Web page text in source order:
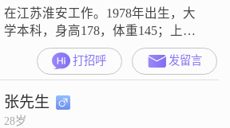
在江苏淮安工作。1978年出生，大
学本科，身高178，体重145；上段
婚姻没要孩子，未来也基本不打算
要孩子。人生无法重新来过，落子
无悔，不念过往，过日子，度余
生。希望能认识到有思想、有格
局、有温度的你。
打招呼 发留言
张先生
28岁